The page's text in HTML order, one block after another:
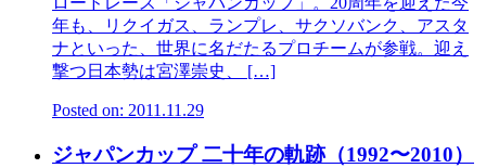
年も、リクイガス、ランプレ、サクソバンク、アスタ
ナといった、世界に名だたるプロチームが参戦。迎え
撃つ日本勢は宮澤崇史、 […]
Posted on: 2011.11.29
ジャパンカップ 二十年の軌跡（1992〜2010）